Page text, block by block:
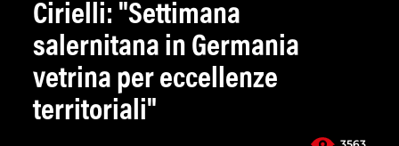
Cirielli: "Settimana
salernitana in Germania
vetrina per eccellenze
territoriali"